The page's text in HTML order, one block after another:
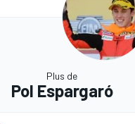
Plus de
Pol Espargaró